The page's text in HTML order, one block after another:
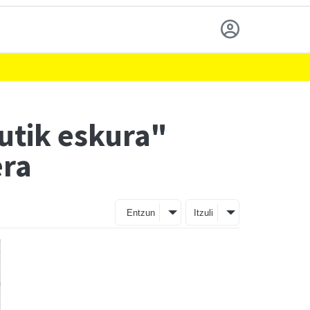
eskura"
Entzun Itzuli